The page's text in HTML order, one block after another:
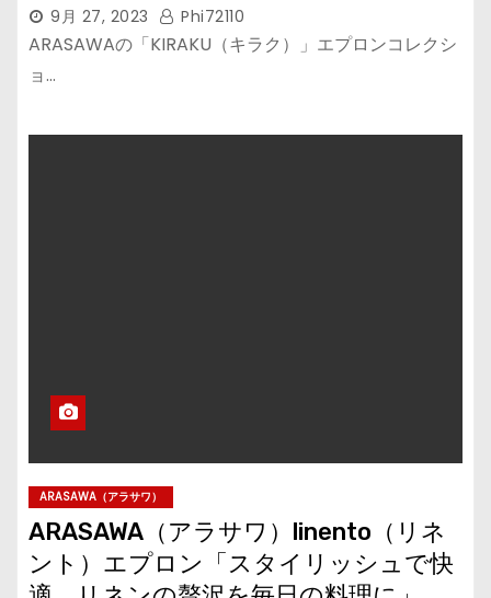
9月 27, 2023 Phi72110
ARASAWAの「KIRAKU（キラク）」エプロンコレクシ
ョ…
ARASAWA（アラサワ）
ARASAWA（アラサワ）linento（リネ
ント）エプロン「スタイリッシュで快